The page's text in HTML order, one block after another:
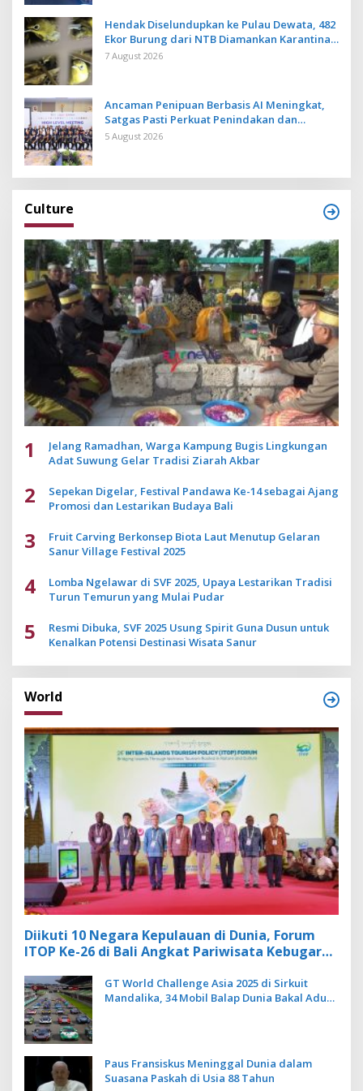
Hendak Diselundupkan ke Pulau Dewata, 482
Ekor Burung dari NTB Diamankan Karantina
Bali
7 August 2026
Ancaman Penipuan Berbasis AI Meningkat,
Satgas Pasti Perkuat Penindakan dan
Pengembangan Aplikasi Anti Penipuan
5 August 2026
Culture
1
Jelang Ramadhan, Warga Kampung Bugis Lingkungan
Adat Suwung Gelar Tradisi Ziarah Akbar
2
Sepekan Digelar, Festival Pandawa Ke-14 sebagai Ajang
Promosi dan Lestarikan Budaya Bali
3
Fruit Carving Berkonsep Biota Laut Menutup Gelaran
Sanur Village Festival 2025
4
Lomba Ngelawar di SVF 2025, Upaya Lestarikan Tradisi
Turun Temurun yang Mulai Pudar
5
Resmi Dibuka, SVF 2025 Usung Spirit Guna Dusun untuk
Kenalkan Potensi Destinasi Wisata Sanur
World
Diikuti 10 Negara Kepulauan di Dunia, Forum
ITOP Ke-26 di Bali Angkat Pariwisata Kebugaran
GT World Challenge Asia 2025 di Sirkuit
Mandalika, 34 Mobil Balap Dunia Bakal Adu
Paus Fransiskus Meninggal Dunia dalam
Suasana Paskah di Usia 88 Tahun